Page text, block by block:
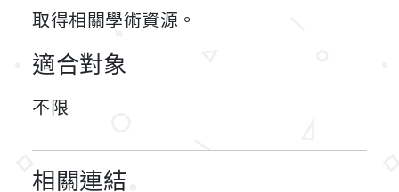
取得相關學術資源。
適合對象
不限
相關連結